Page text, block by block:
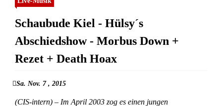
Schaubude Kiel - Hülsy´s
Abschiedshow - Morbus Down +
Rezet + Death Hoax
Sa. Nov. 7 , 2015
(CIS-intern) – Im April 2003 zog es einen jungen